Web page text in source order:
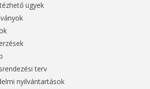
ügyek
terv
nyilvántartások